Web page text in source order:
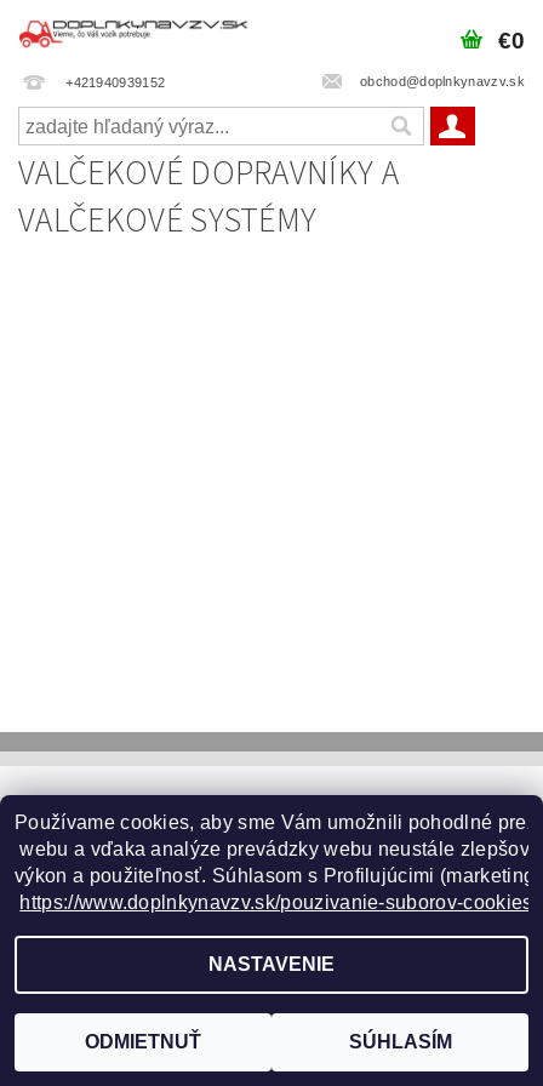
+421940939152 obchod@doplnkynavzv.sk
€0
VALČEKOVÉ DOPRAVNÍKY A
VALČEKOVÉ SYSTÉMY
, všetky práva vyhradené
Používame cookies, aby sme Vám umožnili pohodlné
webu a vďaka analýze prevádzky webu neustále
výkon a použiteľnosť. Súhlasom s Profilujúcimi
https://www.doplnkynavzv.sk/pouzivanie-suborov-cookies/
NASTAVENIE
ODMIETNUŤ SÚHLASÍM